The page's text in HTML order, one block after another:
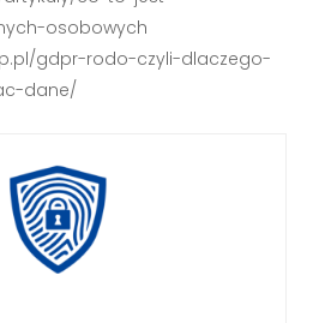
osobowych
gdpr-rodo-czyli-dlaczego-
dane/